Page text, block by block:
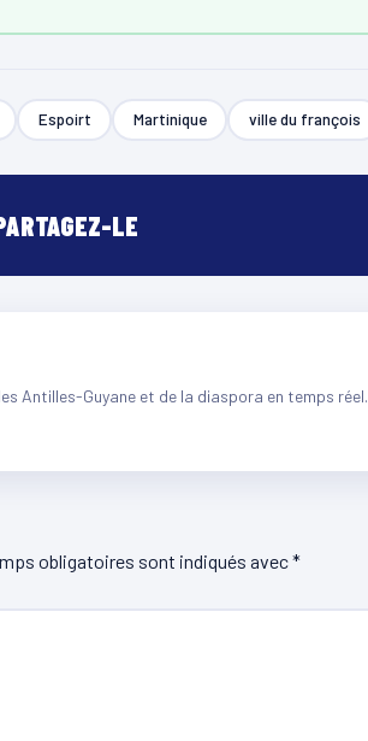
Espoirt Martinique ville du françois
LE
Antilles-Guyane et de la diaspora en temps réel.
obligatoires sont indiqués avec*